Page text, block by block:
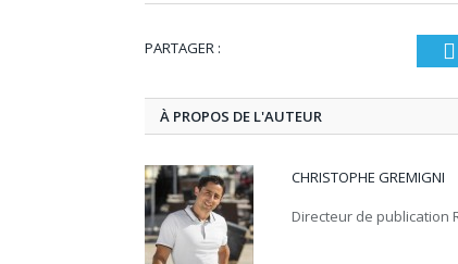
PARTAGER :
À PROPOS DE L'AUTEUR
CHRISTOPHE GREMIGNI
Directeur de publication